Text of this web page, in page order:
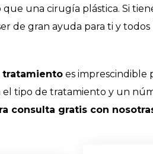
una cirugía plástica. Si
de gran ayuda para ti y todos
es imprescindible
tipo de tratamiento y un
consulta gratis con